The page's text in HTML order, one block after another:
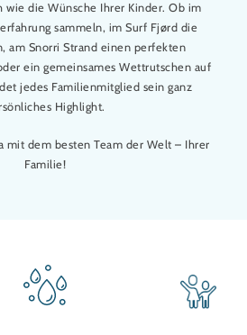
wie die Wünsche Ihrer Kinder. Ob im
sammeln, im Surf Fjørd die
am Snorri Strand einen perfekten
ein gemeinsames Wettrutschen auf
jedes Familienmitglied sein ganz
Highlight.
mit dem besten Team der Welt – Ihrer
Familie!